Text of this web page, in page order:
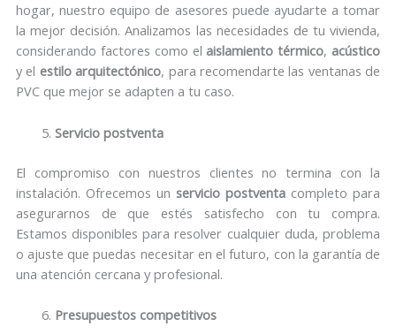
hogar, nuestro equipo de asesores puede ayudarte a tomar
la mejor decisión. Analizamos las necesidades de tu vivienda,
considerando factores como el aislamiento térmico, acústico
y el estilo arquitectónico, para recomendarte las ventanas de
PVC que mejor se adapten a tu caso.
Servicio postventa
El compromiso con nuestros clientes no termina con la
instalación. Ofrecemos un servicio postventa completo para
asegurarnos de que estés satisfecho con tu compra.
Estamos disponibles para resolver cualquier duda, problema
o ajuste que puedas necesitar en el futuro, con la garantía de
una atención cercana y profesional.
Presupuestos competitivos